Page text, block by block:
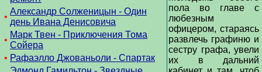
•
Александр Солженицын - Один
день Ивана Денисовича
•
Марк Твен - Приключения Тома
Сойера
• Рафаэлло Джованьоли - Спартак
пола во главе с
любезным
офицером, стараясь
развлечь графиню и
сестру графа, увели
их в дальний